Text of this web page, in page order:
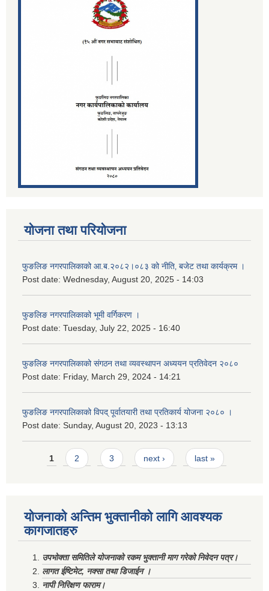
योजना तथा परियोजना
फुङलिङ नगरपालिकाको आ.ब.२०८२।०८३ को नीति‚ बजेट तथा कार्यक्रम ।
Post date: Wednesday, August 20, 2025 - 14:03
फुङलिङ नगरपालिकाको भूमी वर्गिकरण ।
Post date: Tuesday, July 22, 2025 - 16:40
फुङलिङ नगरपालिकाको संगठन तथा व्यवस्थापन अध्ययन प्रतिवेदन २०८०
Post date: Friday, March 29, 2024 - 14:21
फुङलिङ नगरपालिकाको विपद् पूर्वातयारी तथा प्रतिकार्य योजना २०८० ।
Post date: Sunday, August 20, 2023 - 13:13
Pages
1 2 3 next › last »
योजनाको अन्तिम भुक्तानीको लागि आवश्यक
कागजातहरु
उपभोक्ता समितिले योजनाको रकम भुक्तानी माग गरेको निवेदन पत्र।
लागत ईष्टिमेट, नक्सा तथा डिजाईन ।
नापी निरिक्षण फाराम।